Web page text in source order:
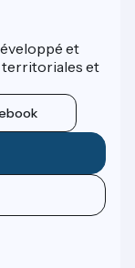
et
territoriales et